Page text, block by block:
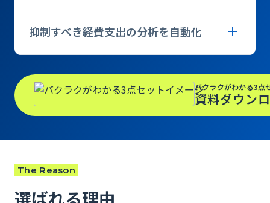
抑制すべき経費支出の分析を自動化
バクラクがわかる3点
資料ダウン
The Reason
選ばれる理由